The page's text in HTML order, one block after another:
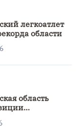
легкоатлет
области
область